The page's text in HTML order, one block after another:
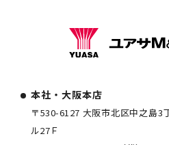
本社・大阪本店
〒530-6127 大阪市北区中之島3
ル27Ｆ